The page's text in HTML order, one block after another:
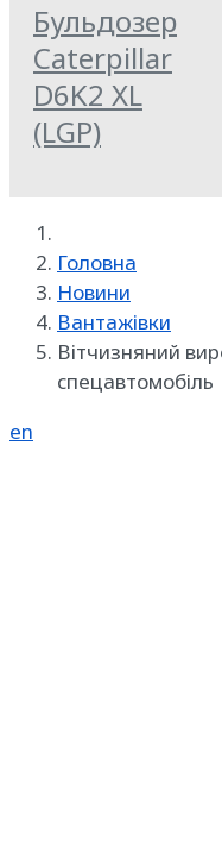
Бульдозер
Caterpillar
D6K2 XL
(LGP)
Головна
Новини
Вантажівки
Вітчизняний
спецавтомобіль
en